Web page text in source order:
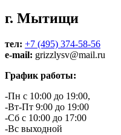
г. Мытищи
тел: +7 (495) 374-58-56
e-mail: grizzlysv@mail.ru
График работы:
-Пн с 10:00 до 19:00,
-Вт-Пт 9:00 до 19:00
-Сб с 10:00 до 17:00
-Вс выходной